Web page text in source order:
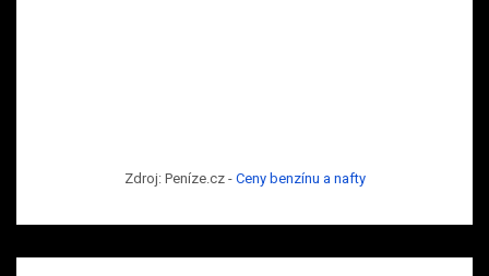
Zdroj: Peníze.cz - Ceny benzínu a nafty